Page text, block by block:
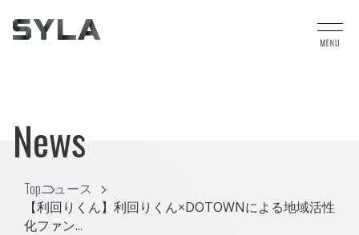
News
Topニュース
【利回りくん】利回りくん×DOTOWNによる地域活性
化ファン...